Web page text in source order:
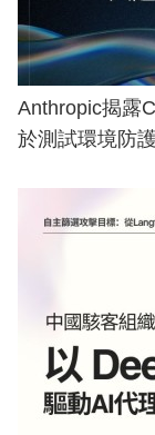
Anthropic揭露
於測試環境防